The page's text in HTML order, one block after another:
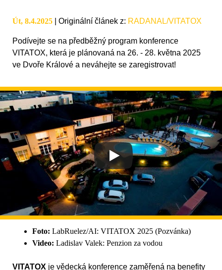
Út, 8.4.2025 Originální článek z: RADANAL/VITATOX
Podívejte se na předběžný program konference
VITATOX, která je plánovaná na 26. - 28. května 2025
ve Dvoře Králové a neváhejte se zaregistrovat!
Foto: LabRuelez/AI: VITATOX 2025 (Pozvánka)
Video: Ladislav Valek: Penzion za vodou
VITATOX je vědecká konference zaměřená na benefity